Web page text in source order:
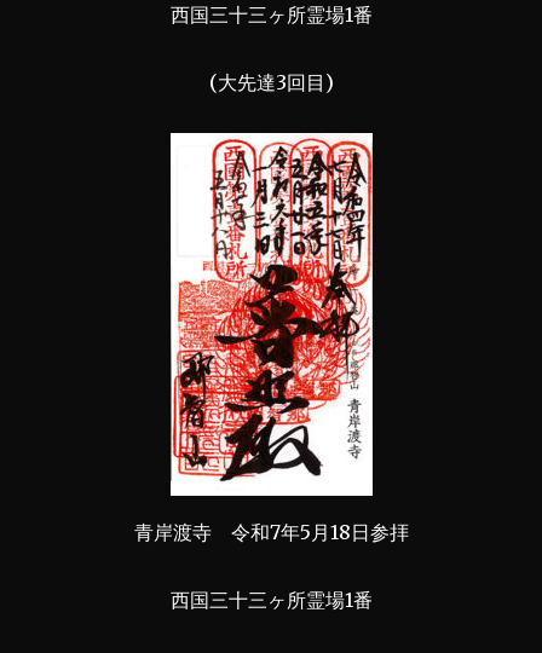
西国三十三ヶ所霊場1番
(大先達3回目)
青岸渡寺 令和7年5月18日参拝
西国三十三ヶ所霊場1番